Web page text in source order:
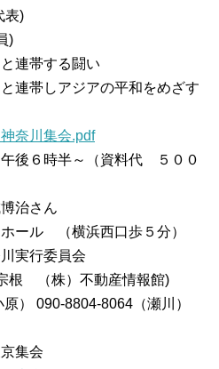
表)
)
連帯する闘い
連帯しアジアの平和をめざす
奈川集会.pdf
後６時半～（資料代 ５００
治さん
ール （横浜西口歩５分）
実行委員会
根 （株）不動産情報館)
090-8804-8064（瀬川）
集会